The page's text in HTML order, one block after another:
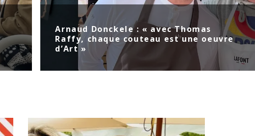
Arnaud Donckele : « avec Thomas
Raffy, chaque couteau est une oeuvre
d’Art »